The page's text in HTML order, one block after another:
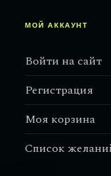
МОЙ АККАУНТ
Войти на сайт
Регистрация
Моя корзина
Список